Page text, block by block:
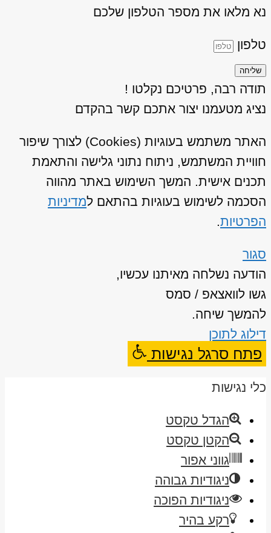
נא מלאו את מספר הטלפון שלכם
טלפון
שליחה
תודה רבה, פרטיכם נקלטו !
נציג מטעמנו יצור אתכם קשר בהקדם
האתר משתמש בעוגיות (Cookies) לצורך שיפור
חוויית המשתמש, ניתוח נתוני גלישה והתאמת
תכנים אישית. המשך השימוש באתר מהווה
הסכמה לשימוש בעוגיות בהתאם למדיניות
הפרטיות.
סגור
הודעה נשלחה מאיתנו עכשיו,
גשו לוואצאפ / סמס
להמשך שיחה.
דילוג לתוכן
פתח סרגל נגישות
כלי נגישות
הגדל טקסט
הקטן טקסט
גווני אפור
ניגודיות גבוהה
ניגודיות הפוכה
רקע בהיר